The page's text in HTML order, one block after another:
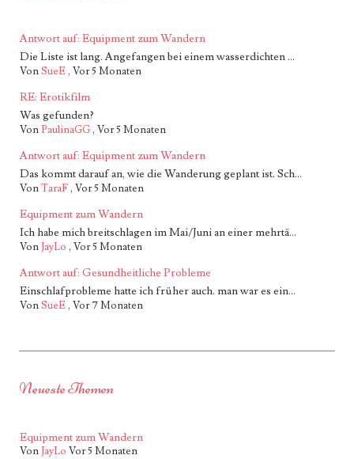
Antwort auf: Equipment zum Wandern
Die Liste ist lang. Angefangen bei einem wasserdichten ...
VonSueE, Vor 5 Monaten
RE: Erotikfilm
Was gefunden?
VonPaulinaGG, Vor 5 Monaten
Antwort auf: Equipment zum Wandern
Das kommt darauf an, wie die Wanderung geplant ist. Sch...
VonTaraF, Vor 5 Monaten
Equipment zum Wandern
Ich habe mich breitschlagen im Mai/Juni an einer mehrtä...
VonJayLo , Vor 5 Monaten
Antwort auf: Gesundheitliche Probleme
Einschlafprobleme hatte ich früher auch. man war es ein...
VonSueE, Vor 7 Monaten
Neueste Themen
Equipment zum Wandern
VonJayLo Vor 5 Monaten